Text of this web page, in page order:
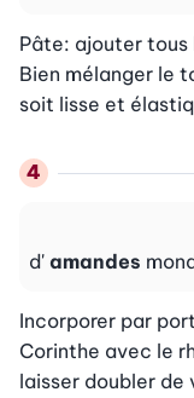
Pâte: ajouter tous
Bien mélanger le
soit lisse et
d' amandes
Incorporer par
Corinthe avec le
laisser doubler de